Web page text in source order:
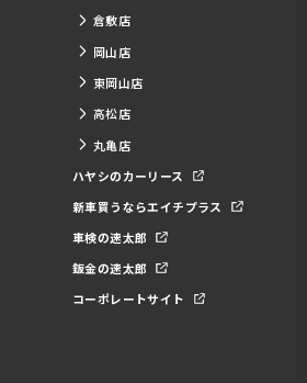
倉敷店
岡山店
東岡山店
高松店
丸亀店
ハヤシのカーリース
新車買うならエイチプラス
車検の速太郎
鈑金の速太郎
コーポレートサイト